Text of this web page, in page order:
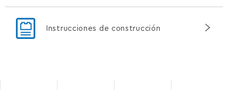
Instrucciones de construcción